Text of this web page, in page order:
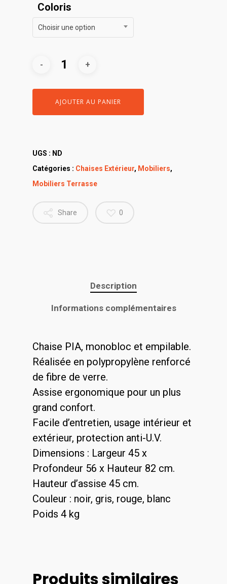
Coloris
Choisir une option
AJOUTER AU PANIER
UGS : ND
Catégories : Chaises Extérieur, Mobiliers,
Mobiliers Terrasse
Share 0
Description
Informations complémentaires
Chaise PIA, monobloc et empilable.
Réalisée en polypropylène renforcé
de fibre de verre.
Assise ergonomique pour un plus
grand confort.
Facile d’entretien, usage intérieur et
extérieur, protection anti-U.V.
Dimensions : Largeur 45 x
Profondeur 56 x Hauteur 82 cm.
Hauteur d’assise 45 cm.
Couleur : noir, gris, rouge, blanc
Poids 4 kg
Produits similaires